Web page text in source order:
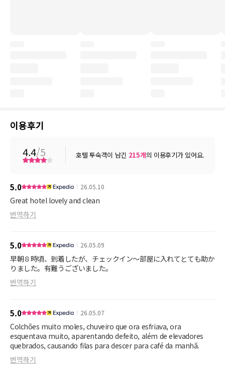
이용후기
4.4/5 호텔 투숙객이 남긴 215개의 이용후기가 있어요.
5.0 26.05.10
Great hotel lovely and clean
번역하기
5.0 26.05.09
早朝８時頃、到着したが、チェックイン〜部屋に入れてとても助か
번역하기
5.0 26.05.07
Colchões muito moles, chuveiro que ora esfriava, ora
esquentava muito, aparentando defeito, além de elevadores
quebrados, causando filas para descer para café da manhã.
번역하기